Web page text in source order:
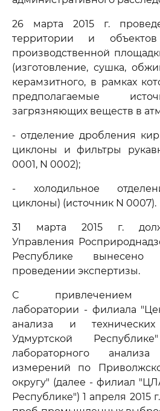
26 марта 2015 г.
территории и
производственной
(изготовление, сушка,
керамзитного, в рамках
предполагаемые
загрязняющих веществ в
- отделение дробления
циклоны и фильтры
0001, N 0002);
- холодильное
циклоны) (источник N 0007).
31 марта 2015 г.
Управления
Республике
проведении экспертизы.
С привлечением
лаборатории - филиала
анализа и
Удмуртской
лабораторного
измерений по
округу" (далее - филиал
Республике") 1 апреля 2015